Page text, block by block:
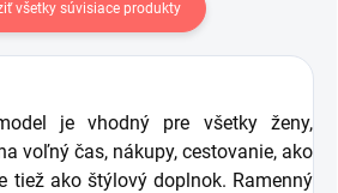
všetky súvisiace produkty
je vhodný pre všetky ženy,
voľný čas, nákupy, cestovanie, ako
tiež ako štýlový doplnok. Ramenný